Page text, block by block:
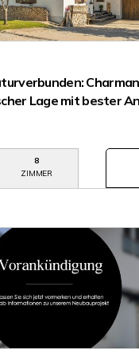
Lage mit bester
8
ZIMMER